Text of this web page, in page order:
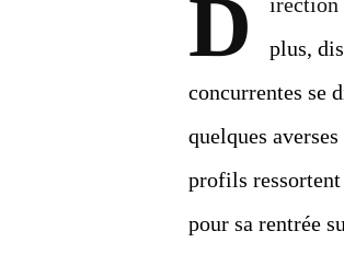
D
plus,
concurrentes se
quelques
profils
pour sa rentrée